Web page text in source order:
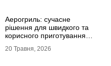
Аерогриль: сучасне
рішення для швидкого та
корисного приготування
20 Травня, 2026